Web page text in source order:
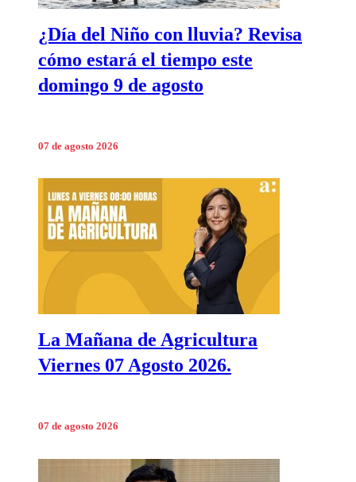
¿Día del Niño con lluvia? Revisa
cómo estará el tiempo este
domingo 9 de agosto
07 de agosto 2026
La Mañana de Agricultura
Viernes 07 Agosto 2026.
07 de agosto 2026